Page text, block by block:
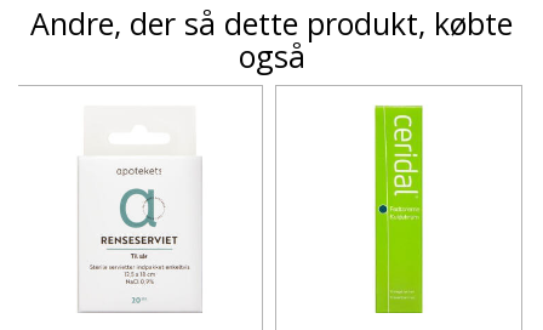
Andre, der så dette produkt, købte
også